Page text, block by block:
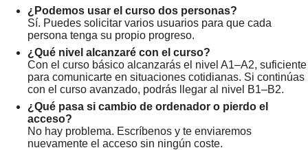
¿Podemos usar el curso dos personas?
Sí. Puedes solicitar varios usuarios para que cada
persona tenga su propio progreso.
¿Qué nivel alcanzaré con el curso?
Con el curso básico alcanzarás el nivel A1–A2, suficiente
para comunicarte en situaciones cotidianas. Si continúas
con el curso avanzado, podrás llegar al nivel B1–B2.
¿Qué pasa si cambio de ordenador o pierdo el
acceso?
No hay problema. Escríbenos y te enviaremos
nuevamente el acceso sin ningún coste.